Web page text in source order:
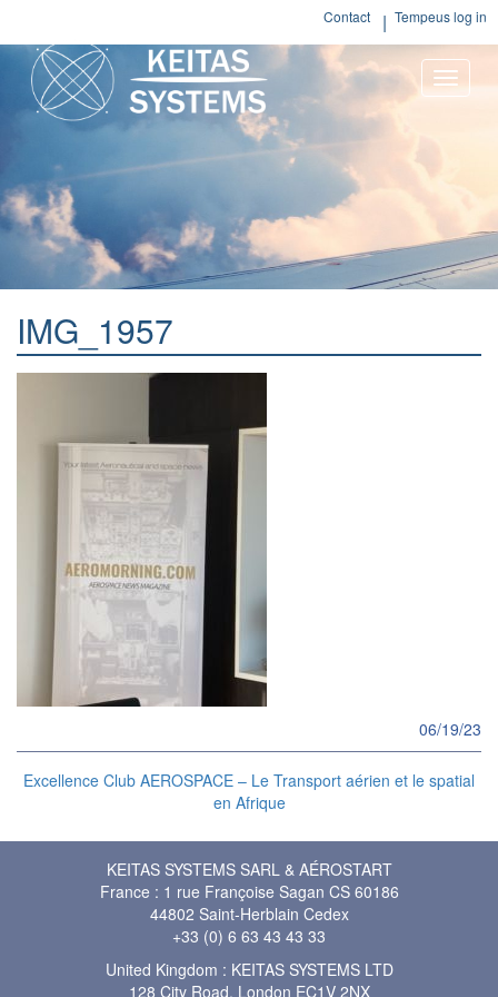
Contact Tempeus log in
Toggle
IMG_1957
06/19/23
Excellence Club AEROSPACE – Le Transport aérien et le spatial
en Afrique
KEITAS SYSTEMS SARL & AÉROSTART
France : 1 rue Françoise Sagan CS 60186
44802 Saint-Herblain Cedex
+33 (0) 6 63 43 43 33
United Kingdom : KEITAS SYSTEMS LTD
128 City Road, London EC1V 2NX